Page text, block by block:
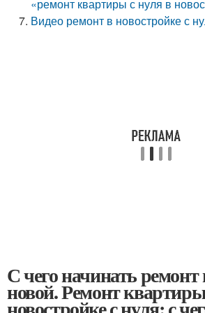
«ремонт квартиры с нуля в
Видео ремонт в новостройке с
С чего начинать
новой. Ремонт